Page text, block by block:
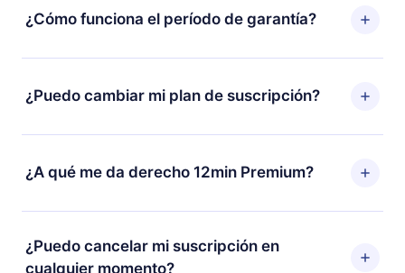
¿Cómo funciona el período de garantía?
Puedes descargar nuestra aplicación y comenzar a
disfrutar de nuestra biblioteca. Si por alguna razón no
estás satisfecho con nuestra plataforma, simplemente
a la compra y solicita el reembolso del valor. Recibirás
¿Puedo cambiar mi plan de suscripción?
Sí, pero el cambio solo se aplicará a partir del próximo
período de facturación. Por ejemplo, si decides
cambiar tu suscripción mensual a anual, después de
facturación de ese mes.
¿A qué me da derecho 12min Premium?
12min Premium es un plan que te garantiza acceso a
toda nuestra biblioteca de más de 2500 títulos
disponibles en 3 idiomas (inglés, español y portugués)
¿Puedo cancelar mi suscripción en
cualquier momento?